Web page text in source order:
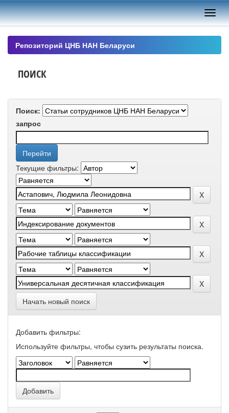
Skip
navigation
Репозиторий ЦНБ НАН Беларуси
ПОИСК
Поиск:
запрос
Текущие фильтры:
Начать новый поиск
Добавить фильтры:
Используйте фильтры, чтобы сузить результаты поиска.